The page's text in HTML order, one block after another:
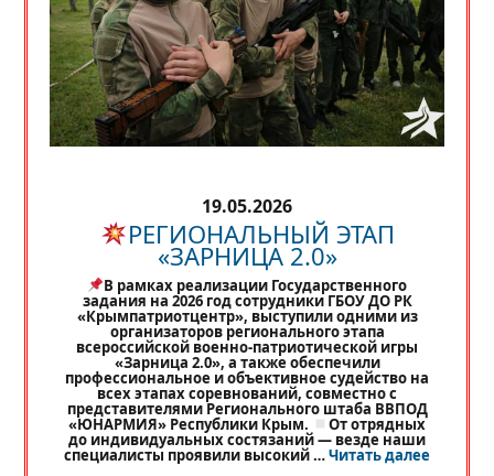
19.05.2026
РЕГИОНАЛЬНЫЙ ЭТАП
«ЗАРНИЦА 2.0»
В рамках реализации Государственного
задания на 2026 год сотрудники ГБОУ ДО РК
«Крымпатриотцентр», выступили одними из
организаторов регионального этапа
всероссийской военно-патриотической игры
«Зарница 2.0», а также обеспечили
профессиональное и объективное судейство на
всех этапах соревнований, совместно с
представителями Регионального штаба ВВПОД
«ЮНАРМИЯ» Республики Крым. От отрядных
до индивидуальных состязаний — везде наши
специалисты проявили высокий …Читать далее«